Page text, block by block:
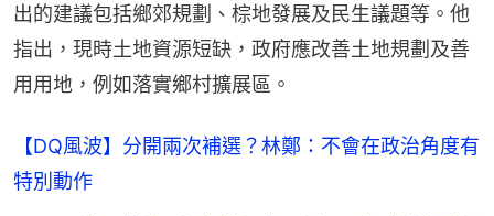
出的建議包括鄉郊規劃、棕地發展及民生議題等。他
指出，現時土地資源短缺，政府應改善土地規劃及善
用用地，例如落實鄉村擴展區。
【DQ風波】分開兩次補選？林鄭：不會在政治角度有
特別動作